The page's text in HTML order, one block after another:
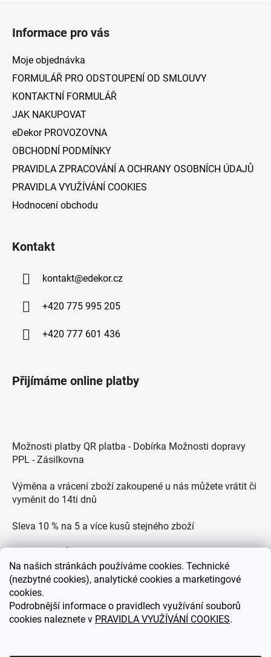
Na našich stránkách používáme cookies. Technické
(nezbytné cookies), analytické cookies a marketingové
cookies.
Podrobnější informace o pravidlech využívání souborů
cookies naleznete v PRAVIDLA VYUŽÍVÁNÍ COOKIES.
Informace pro vás
Moje objednávka
FORMULÁŘ PRO ODSTOUPENÍ OD SMLOUVY
KONTAKTNÍ FORMULÁŘ
JAK NAKUPOVAT
eDekor PROVOZOVNA
OBCHODNÍ PODMÍNKY
PRAVIDLA ZPRACOVÁNÍ A OCHRANY OSOBNÍCH ÚDAJŮ
PRAVIDLA VYUŽÍVÁNÍ COOKIES
Hodnocení obchodu
Kontakt
kontakt@edekor.cz
+420 775 995 205
+420 777 601 436
Přijímáme online platby
Možnosti platby QR platba - Dobírka Možnosti dopravy
PPL - Zásilkovna
Výměna a vrácení zboží zakoupené u nás můžete vrátit či
vyměnit do 14ti dnů
Sleva 10 % na 5 a více kusů stejného zboží
Zákaznická podpora každý všední den od 9.00 do 18.00
hodin